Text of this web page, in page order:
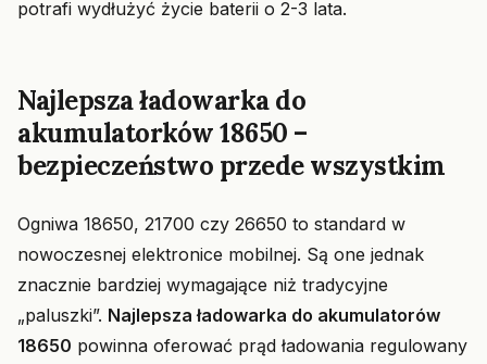
potrafi wydłużyć życie baterii o 2-3 lata.
Najlepsza ładowarka do
akumulatorków 18650 –
bezpieczeństwo przede wszystkim
Ogniwa 18650, 21700 czy 26650 to standard w
nowoczesnej elektronice mobilnej. Są one jednak
znacznie bardziej wymagające niż tradycyjne
„paluszki”. Najlepsza ładowarka do akumulatorów
18650 powinna oferować prąd ładowania regulowany